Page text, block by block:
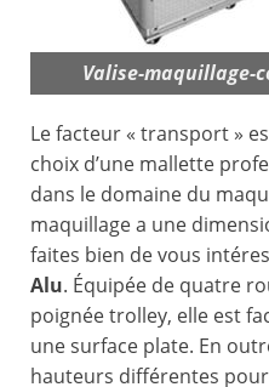
Valise-maquillage-
Le facteur « transport »
choix d’une mallette
dans le domaine du
maquillage a une
faites bien de vous
Alu. Équipée de quatre
poignée trolley, elle est
une surface plate. En
hauteurs différentes